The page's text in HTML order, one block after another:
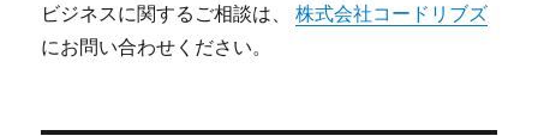
ビジネスに関するご相談は、株式会社コードリブズ
にお問い合わせください。